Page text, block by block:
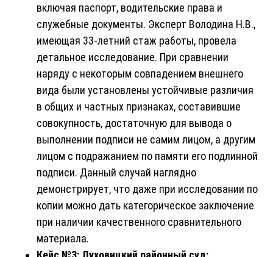
включая паспорт, водительские права и
служебные документы. Эксперт Володина Н.В.,
имеющая 33-летний стаж работы, провела
детальное исследование. При сравнении
наряду с некоторым совпадением внешнего
вида были установлены устойчивые различия
в общих и частных признаках, составившие
совокупность, достаточную для вывода о
выполнении подписи не самим лицом, а другим
лицом с подражанием по памяти его подлинной
подписи. Данный случай наглядно
демонстрирует, что даже при исследовании по
копии можно дать категорическое заключение
при наличии качественного сравнительного
материала.